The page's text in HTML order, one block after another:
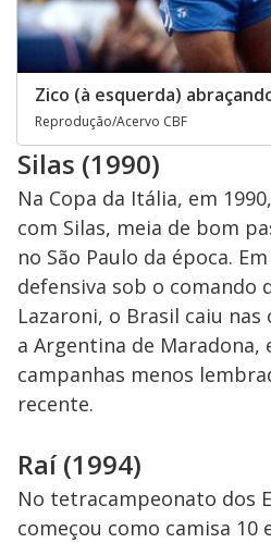
Zico (à esquerda)
Reprodução/Acervo CBF
Silas (1990)
Na Copa da Itália, em
com Silas, meia de bom
no São Paulo da época.
defensiva sob o comando
Lazaroni, o Brasil caiu
a Argentina de Maradona,
campanhas menos
recente.
Raí (1994)
No tetracampeonato dos
começou como camisa 10